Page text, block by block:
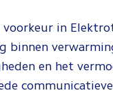
voorkeur in
binnen
en het